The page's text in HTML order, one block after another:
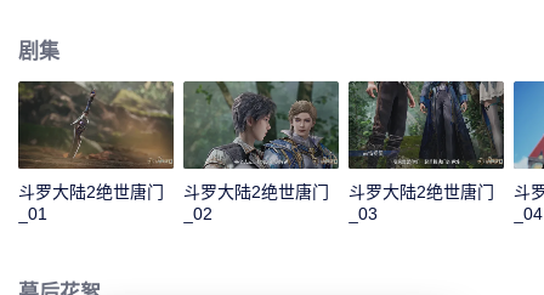
门能否重现辉煌？
剧集
斗罗大陆2绝世唐门
_01
斗罗大陆2绝世唐门
_02
斗罗大陆2绝世唐门
_03
斗
_04